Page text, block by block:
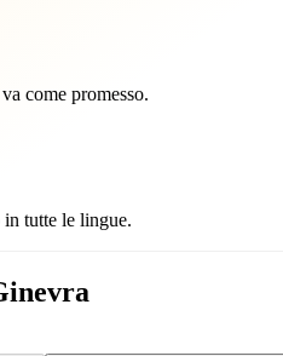
come promesso.
tutte le lingue.